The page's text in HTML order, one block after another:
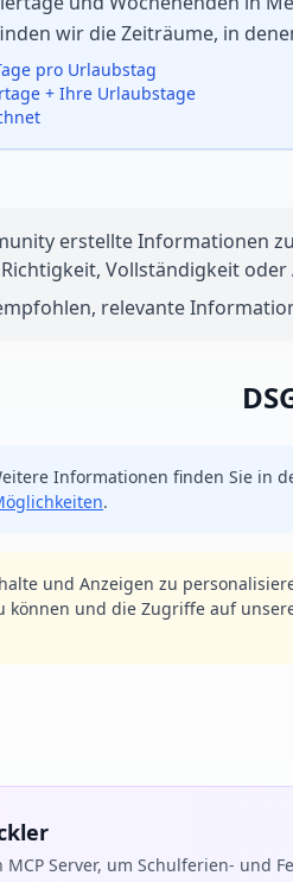
wir die Zeiträume, in
pro Urlaubstag
+ Ihre Urlaubstage
erstellte Informationen
Vollständigkeit
relevante
Informationen finden Sie in
.
und Anzeigen zu
können und die Zugriffe auf
MCP Server, um Schulferien-